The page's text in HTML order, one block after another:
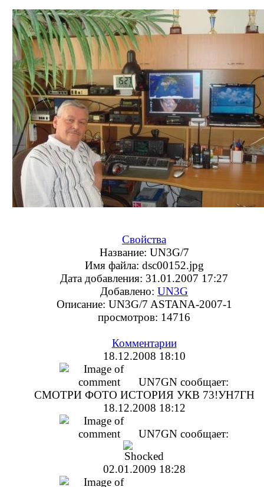
Свойства
Название: UN3G/7
Имя файла: dsc00152.jpg
Дата добавления: 31.01.2007 17:27
Добавлено: UN3G
Описание: UN3G/7 ASTANA-2007-1
просмотров: 14716
Комментарии
18.12.2008 18:10
UN7GN сообщает:
СМОТРИ ФОТО ИСТОРИЯ УКВ 73!УН7ГН
18.12.2008 18:12
UN7GN сообщает:
02.01.2009 18:28